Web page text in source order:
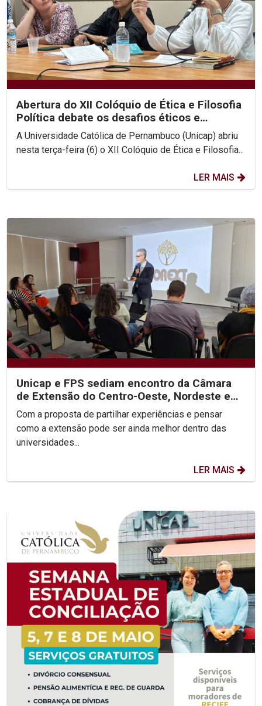
Abertura do XII Colóquio de Ética e Filosofia
Política debate os desafios éticos e
existenciais...
A Universidade Católica de Pernambuco (Unicap) abriu
nesta terça-feira (6) o XII Colóquio de Ética e Filosofia...
LER MAIS
Unicap e FPS sediam encontro da Câmara
de Extensão do Centro-Oeste, Nordeste e
Norte do Brasil
Com a proposta de partilhar experiências e pensar
como a extensão pode ser ainda melhor dentro das
universidades...
LER MAIS